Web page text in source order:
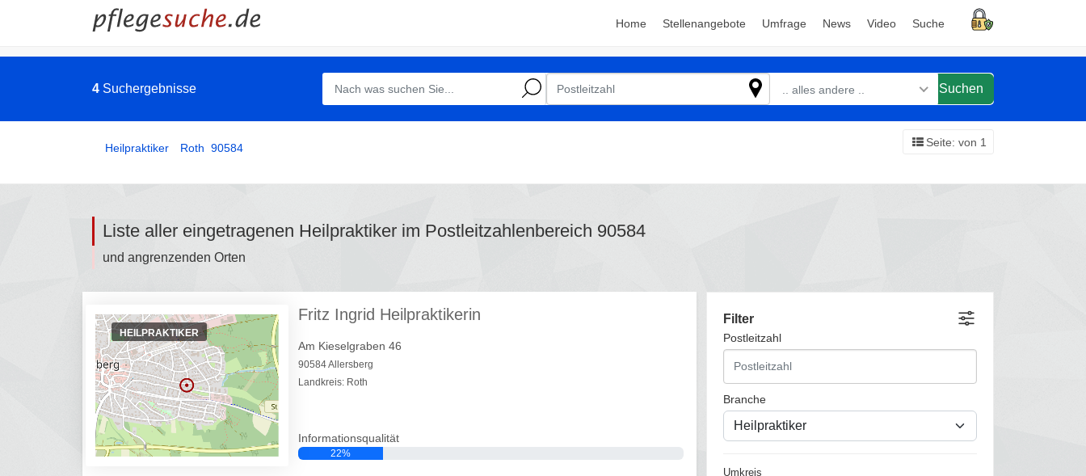
4 Suchergebnisse .. alles andere .. Suchen
Heilpraktiker Roth 90584 Seite: von 1
Liste aller eingetragenen Heilpraktiker im Postleitzahlenbereich 90584
und angrenzenden Orten
HEILPRAKTIKER
Fritz Ingrid Heilpraktikerin
Am Kieselgraben 46
90584 Allersberg
Landkreis: Roth
Informationsqualität
22%
Filter
Postleitzahl
Branche
Umkreis
Home Stellenangebote Umfrage News Video Suche